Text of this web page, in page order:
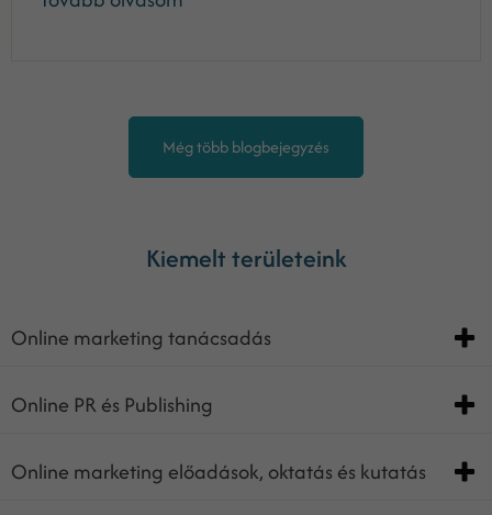
Még több blogbejegyzés
Kiemelt területeink
Online marketing tanácsadás
Online PR és Publishing
Online marketing előadások, oktatás és kutatás